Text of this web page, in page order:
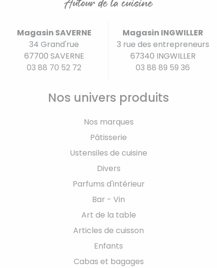
Magasin SAVERNE
34 Grand'rue
67700 SAVERNE
03 88 70 52 72
Magasin INGWILLER
3 rue des entrepreneurs
67340 INGWILLER
03 88 89 59 36
Nos univers produits
Nos marques
Pâtisserie
Ustensiles de cuisine
Divers
Parfums d'intérieur
Bar - Vin
Art de la table
Articles de cuisson
Enfants
Cabas et bagages